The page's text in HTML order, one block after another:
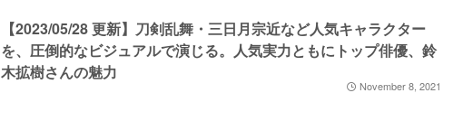
【2023/05/28 更新】刀剣乱舞・三日月宗近など人気キャラクター
を、圧倒的なビジュアルで演じる。人気実力ともにトップ俳優、鈴
木拡樹さんの魅力
November 8, 2021